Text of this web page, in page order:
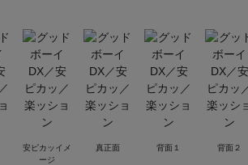
安ピカッイメ
ージ
真正面 背面１ 背面２